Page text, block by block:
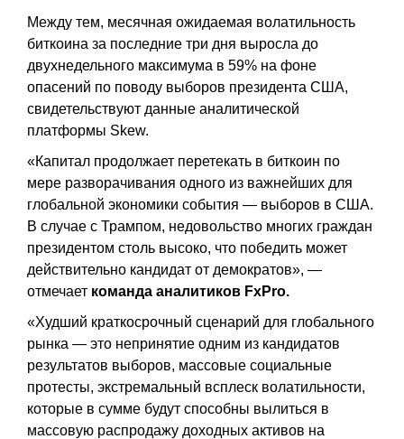
Между тем, месячная ожидаемая волатильность
биткоина за последние три дня выросла до
двухнедельного максимума в 59% на фоне
опасений по поводу выборов президента США,
свидетельствуют данные аналитической
платформы Skew.
«Капитал продолжает перетекать в биткоин по
мере разворачивания одного из важнейших для
глобальной экономики события — выборов в США.
В случае с Трампом, недовольство многих граждан
президентом столь высоко, что победить может
действительно кандидат от демократов», —
отмечает команда аналитиков FxPro.
«Худший краткосрочный сценарий для глобального
рынка — это непринятие одним из кандидатов
результатов выборов, массовые социальные
протесты, экстремальный всплеск волатильности,
которые в сумме будут способны вылиться в
массовую распродажу доходных активов на